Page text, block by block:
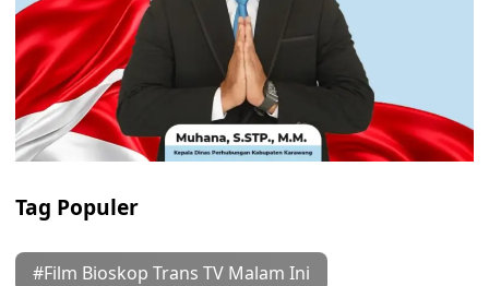
Tag Populer
#Film Bioskop Trans TV Malam Ini